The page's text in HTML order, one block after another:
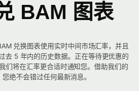
BAM 图表
兑换图表使用实时中间市场汇率，并且
去 5 年内的历史数据。正在等待更优惠的
们将在汇率更合适时通知您。借助我们的
绝不会错过任何最新消息。